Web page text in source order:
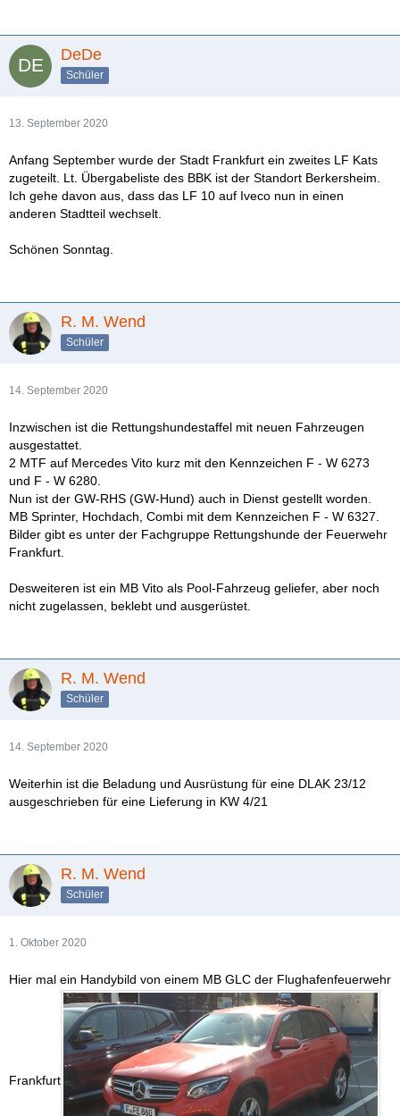
DeDe
Schüler
13. September 2020
Anfang September wurde der Stadt Frankfurt ein zweites LF Kats
zugeteilt. Lt. Übergabeliste des BBK ist der Standort Berkersheim.
Ich gehe davon aus, dass das LF 10 auf Iveco nun in einen
anderen Stadtteil wechselt.
Schönen Sonntag.
R. M. Wend
Schüler
14. September 2020
Inzwischen ist die Rettungshundestaffel mit neuen Fahrzeugen
ausgestattet.
2 MTF auf Mercedes Vito kurz mit den Kennzeichen F - W 6273
und F - W 6280.
Nun ist der GW-RHS (GW-Hund) auch in Dienst gestellt worden.
MB Sprinter, Hochdach, Combi mit dem Kennzeichen F - W 6327.
Bilder gibt es unter der Fachgruppe Rettungshunde der Feuerwehr
Frankfurt.
Desweiteren ist ein MB Vito als Pool-Fahrzeug geliefer, aber noch
nicht zugelassen, beklebt und ausgerüstet.
R. M. Wend
Schüler
14. September 2020
Weiterhin ist die Beladung und Ausrüstung für eine DLAK 23/12
ausgeschrieben für eine Lieferung in KW 4/21
R. M. Wend
Schüler
1. Oktober 2020
Hier mal ein Handybild von einem MB GLC der Flughafenfeuerwehr
Frankfurt